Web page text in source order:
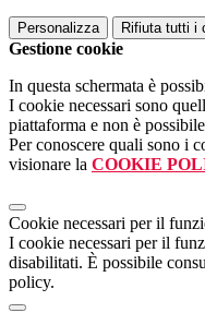
Personalizza Rifiuta tutti i
Gestione cookie
In questa schermata è
I cookie necessari sono
piattaforma e non è
Per conoscere quali sono i
visionare la COOKIE
Cookie necessari per il
I cookie necessari per il
disabilitati. È possibile
policy.